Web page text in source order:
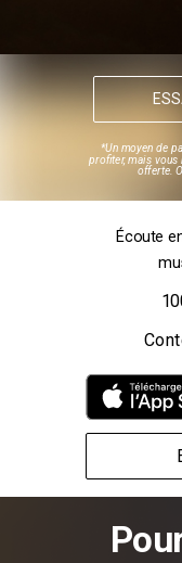
Écoute
*Un moyen de
profiter, mais vous
offerte.